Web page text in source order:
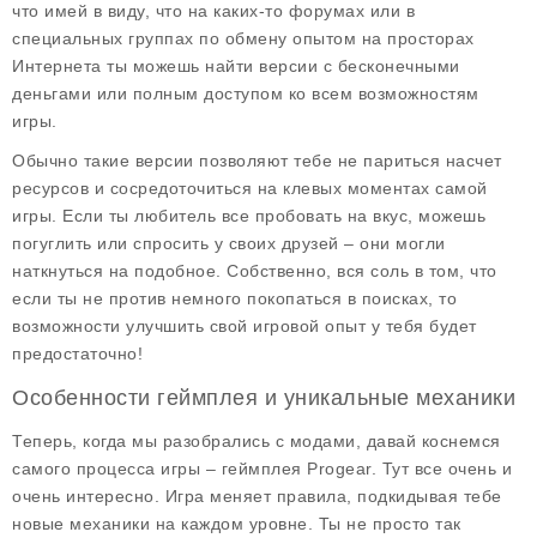
что имей в виду, что на каких-то форумах или в
специальных группах по обмену опытом на просторах
Интернета ты можешь найти версии с бесконечными
деньгами или полным доступом ко всем возможностям
игры.
Обычно такие версии позволяют тебе не париться насчет
ресурсов и сосредоточиться на клевых моментах самой
игры. Если ты любитель все пробовать на вкус, можешь
погуглить или спросить у своих друзей – они могли
наткнуться на подобное. Собственно, вся соль в том, что
если ты не против немного покопаться в поисках, то
возможности улучшить свой игровой опыт у тебя будет
предостаточно!
Особенности геймплея и уникальные механики
Теперь, когда мы разобрались с модами, давай коснемся
самого процесса игры – геймплея Progear. Тут все очень и
очень интересно. Игра меняет правила, подкидывая тебе
новые механики на каждом уровне. Ты не просто так